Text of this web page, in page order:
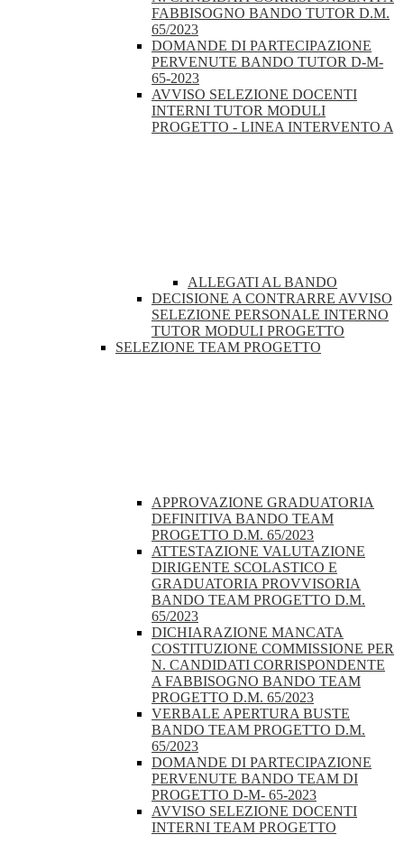
FABBISOGNO BANDO TUTOR D.M.
65/2023
DOMANDE DI PARTECIPAZIONE
PERVENUTE BANDO TUTOR D-M-
65-2023
AVVISO SELEZIONE DOCENTI
INTERNI TUTOR MODULI
PROGETTO - LINEA INTERVENTO A
ALLEGATI AL BANDO
DECISIONE A CONTRARRE AVVISO
SELEZIONE PERSONALE INTERNO
TUTOR MODULI PROGETTO
SELEZIONE TEAM PROGETTO
APPROVAZIONE GRADUATORIA
DEFINITIVA BANDO TEAM
PROGETTO D.M. 65/2023
ATTESTAZIONE VALUTAZIONE
DIRIGENTE SCOLASTICO E
GRADUATORIA PROVVISORIA
BANDO TEAM PROGETTO D.M.
65/2023
DICHIARAZIONE MANCATA
COSTITUZIONE COMMISSIONE PER
N. CANDIDATI CORRISPONDENTE
A FABBISOGNO BANDO TEAM
PROGETTO D.M. 65/2023
VERBALE APERTURA BUSTE
BANDO TEAM PROGETTO D.M.
65/2023
DOMANDE DI PARTECIPAZIONE
PERVENUTE BANDO TEAM DI
PROGETTO D-M- 65-2023
AVVISO SELEZIONE DOCENTI
INTERNI TEAM PROGETTO